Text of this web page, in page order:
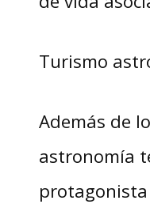
Turismo
Además de
astronomía